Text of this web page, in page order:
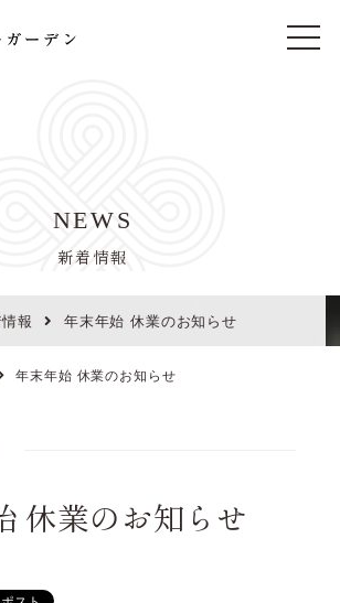
t
NEWS
新着情報
報 年末年始 休業のお知らせ
年末年始 休業のお知らせ
休業のお知らせ